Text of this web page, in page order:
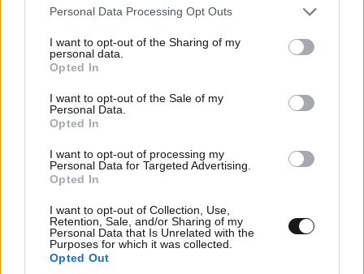
Please note that this website/app uses one or more Google
not limited to your visit or usage behaviour. You may click to
grant or deny consent to Google and its third-party tags to
use your data for below specified purposes in below Google
consent section.
Personal Data Processing Opt Outs
I want to opt-out of the Sharing of my
personal data.
Opted In
I want to opt-out of the Sale of my
Personal Data.
Opted In
I want to opt-out of processing my
Personal Data for Targeted Advertising.
Opted In
I want to opt-out of Collection, Use,
Retention, Sale, and/or Sharing of my
Personal Data that Is Unrelated with the
Purposes for which it was collected.
Opted Out
ΠΡΟΣΘΕΣΤΕ ΤΟ ΣΧΟΛΙΟ ΣΑΣ